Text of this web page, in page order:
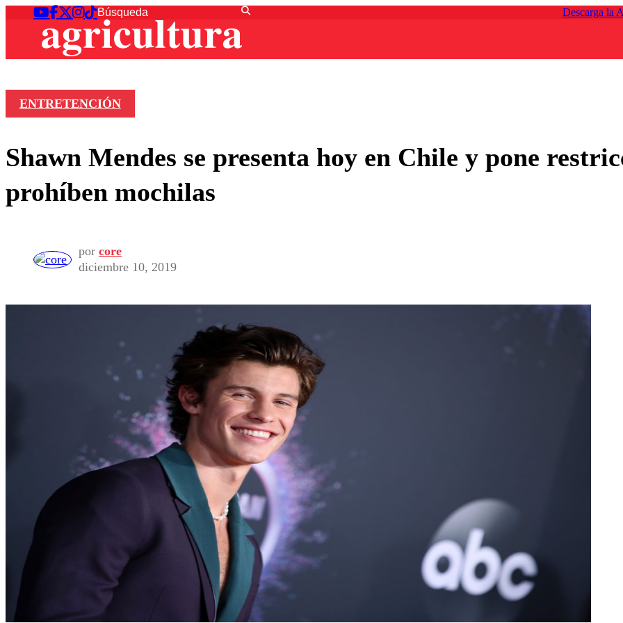
Descarga la
ENTRETENCIÓN
Shawn Mendes se presenta hoy en Chile y pone
prohíben mochilas
por core
diciembre 10, 2019